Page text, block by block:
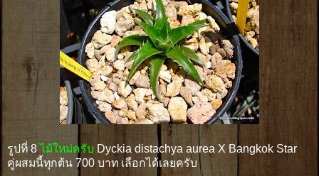
รูปที่ 8ไม้ใหม่ครับ Dyckia distachya aurea X Bangkok Star
คู่ผสมนี้ทุกต้น 700 บาท เลือกได้เลยครับ